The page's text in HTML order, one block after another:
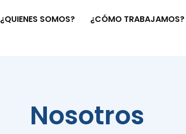
¿QUIENES SOMOS? ¿CÓMO TRABAJAMOS?
Nosotros